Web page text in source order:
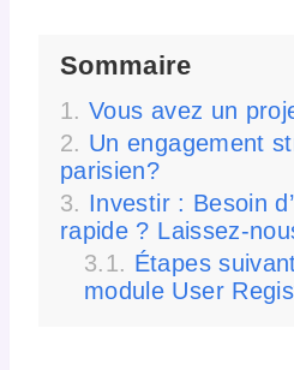
Sommaire
Vous avez un
Un engagement
parisien?
Investir : Besoin
rapide ? Laissez-
Étapes
module User